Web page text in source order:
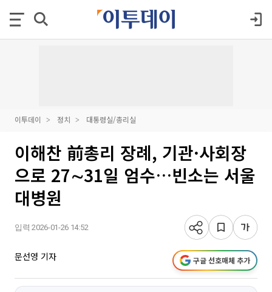
이투데이 정치 대통령실/총리실
이해찬 前총리 장례, 기관·사회장
으로 27∼31일 엄수…빈소는 서울
대병원
입력 2026-01-26 14:52
문선영 기자 구글 선호매체 추가